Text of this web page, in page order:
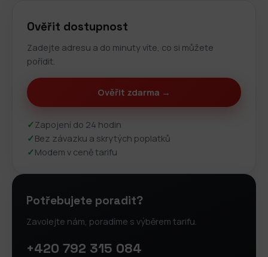
Ověřit dostupnost
Zadejte adresu a do minuty víte, co si můžete
pořídit.
Ověřit zdarma →
✓Zapojení do 24 hodin
✓Bez závazku a skrytých poplatků
✓Modem v ceně tarifu
Potřebujete poradit?
Zavolejte nám, poradíme s výběrem tarifu.
+420 792 315 084